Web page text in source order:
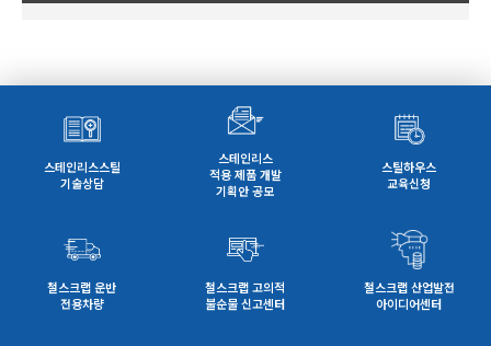
스테인리스스틸
기술상담
스테인리스
적용 제품 개발
기획안 공모
스틸하우스
교육신청
철스크랩 운반
전용차량
철스크랩 고의적
불순물 신고센터
철스크랩 산업발전
아이디어센터